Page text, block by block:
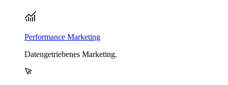
Performance Marketing
Datengetriebenes Marketing.